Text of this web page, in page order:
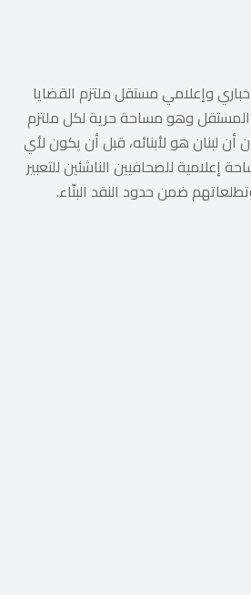
وإعلامي مستقل ملتزم القضايا
المستقل وهو مساحة حرية لكل ملتزم
أن لبنان هو لأبنائه، قبل أن يكون لأي
للصحافيين الناشئين للتعبير
ضمن حدود النقد البنّاء.